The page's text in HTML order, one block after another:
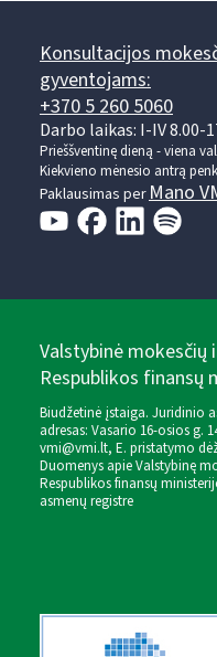
Konsultacijos
gyventojams:
+370 5 260 5060
Darbo laikas: I-IV 8.00-
Prieššventinę dieną - viena
Kiekvieno mėnesio antrą
Paklausimas perMano
Valstybinė mokesčių
Respublikos finansų
Biudžetinė įstaiga. Juridinio
adresas: Vasario 16-osios g.
vmi@vmi.lt, E. pristatymo
Duomenys apie Valstybinę
Respublikos finansų
asmenų registre